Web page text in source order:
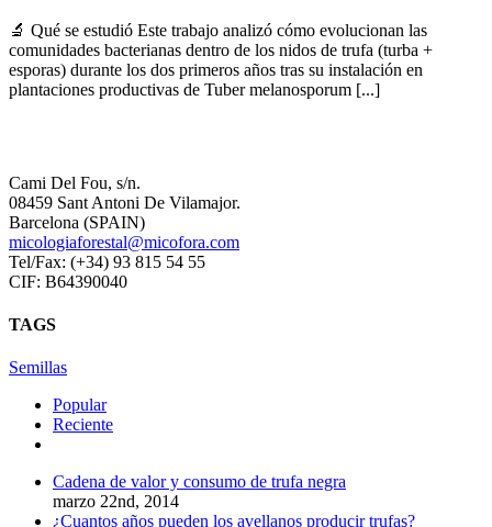
🔬 Qué se estudió Este trabajo analizó cómo evolucionan las
comunidades bacterianas dentro de los nidos de trufa (turba +
esporas) durante los dos primeros años tras su instalación en
plantaciones productivas de Tuber melanosporum [...]
Cami Del Fou, s/n.
08459 Sant Antoni De Vilamajor.
Barcelona (SPAIN)
micologiaforestal@micofora.com
Tel/Fax: (+34) 93 815 54 55
CIF: B64390040
TAGS
Semillas
Popular
Reciente
Cadena de valor y consumo de trufa negra
marzo 22nd, 2014
¿Cuantos años pueden los avellanos producir trufas?